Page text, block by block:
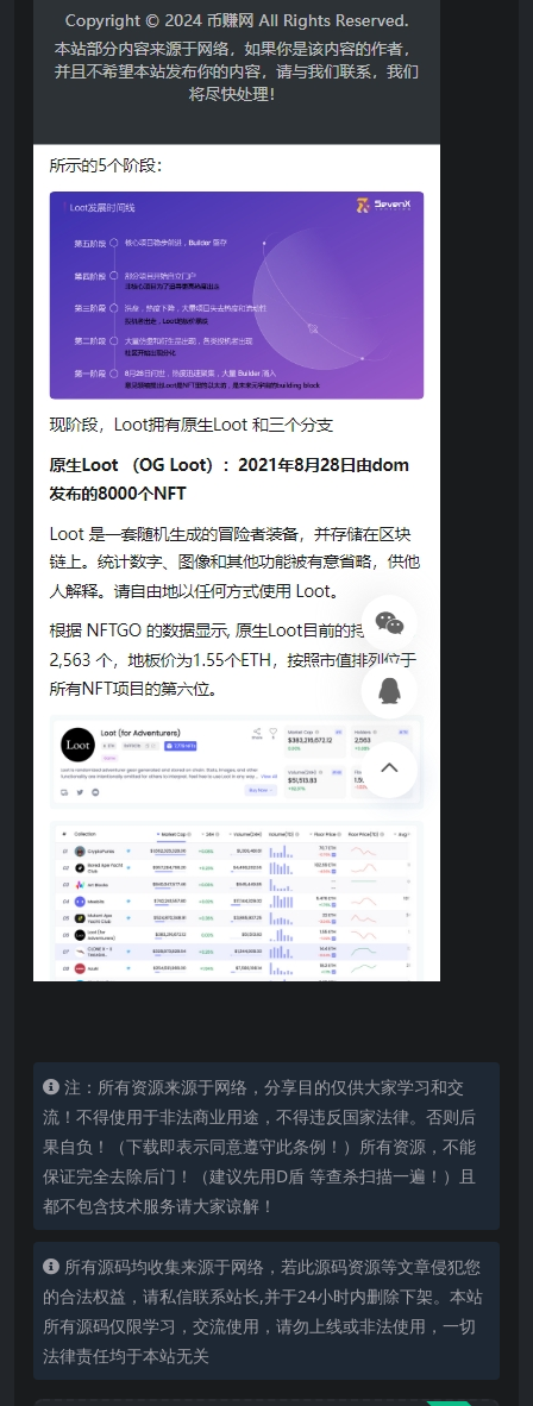
注：所有资源来源于网络，分享目的仅供大家学习和交
流！不得使用于非法商业用途，不得违反国家法律。否则后
果自负！（下载即表示同意遵守此条例！）所有资源，不能
保证完全去除后门！（建议先用D盾 等查杀扫描一遍！）且
都不包含技术服务请大家谅解！
所有源码均收集来源于网络，若此源码资源等文章侵犯您
的合法权益，请私信联系站长,并于24小时内删除下架。本站
所有源码仅限学习，交流使用，请勿上线或非法使用，一切
法律责任均于本站无关